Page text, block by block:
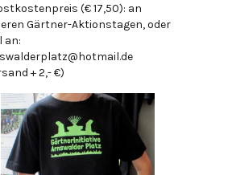
(€ 17,50): an
Gärtner-Aktionstagen, oder
an:
+ 2,- €)